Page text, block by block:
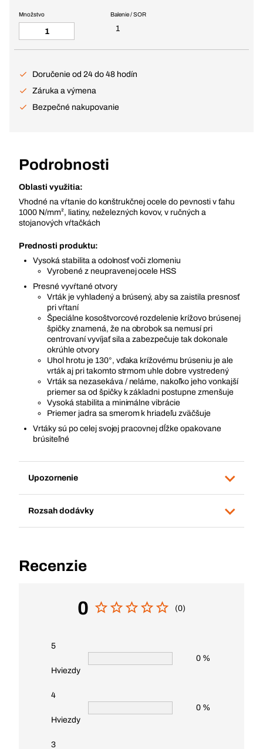
Balenie / SOR
1
Množstvo
Doručenie od 24 do 48 hodín
Záruka a výmena
Bezpečné nakupovanie
Podrobnosti
Oblasti využitia:
Vhodné na vŕtanie do konštrukčnej ocele do pevnosti v ťahu
1000 N/mm², liatiny, neželezných kovov, v ručných a
stojanových vŕtačkách
Prednosti produktu:
Vysoká stabilita a odolnosť voči zlomeniu
Vyrobené z neupravenej ocele HSS
Presné vyvŕtané otvory
Vrták je vyhladený a brúsený, aby sa zaistila presnosť
pri vŕtaní
Špeciálne kosoštvorcové rozdelenie krížovo brúsenej
špičky znamená, že na obrobok sa nemusí pri
centrovaní vyvíjať sila a zabezpečuje tak dokonale
okrúhle otvory
Uhol hrotu je 130°, vďaka krížovému brúseniu je ale
vrták aj pri takomto strmom uhle dobre vystredený
Vrták sa nezasekáva / neláme, nakoľko jeho vonkajší
priemer sa od špičky k základni postupne zmenšuje
Vysoká stabilita a minimálne vibrácie
Priemer jadra sa smerom k hriadeľu zväčšuje
Vrtáky sú po celej svojej pracovnej dĺžke opakovane
brúsiteľné
Upozornenie
Rozsah dodávky
Recenzie
0 (0)
5
Hviezdy
0 %
4
Hviezdy
0 %
3